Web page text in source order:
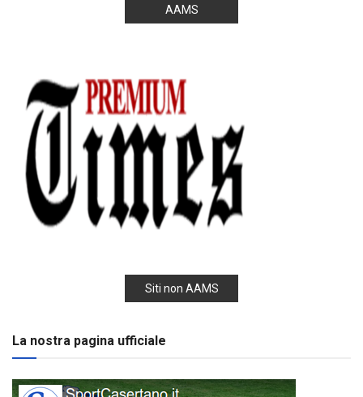
AAMS
Siti non AAMS
La nostra pagina ufficiale